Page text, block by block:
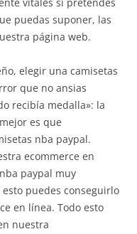
puedas suponer, las
página web.
elegir una camisetas
que no ansias
recibía medalla»: la
es que
nba paypal.
ecommerce en
paypal muy
puedes conseguirlo
en línea. Todo esto
nuestra